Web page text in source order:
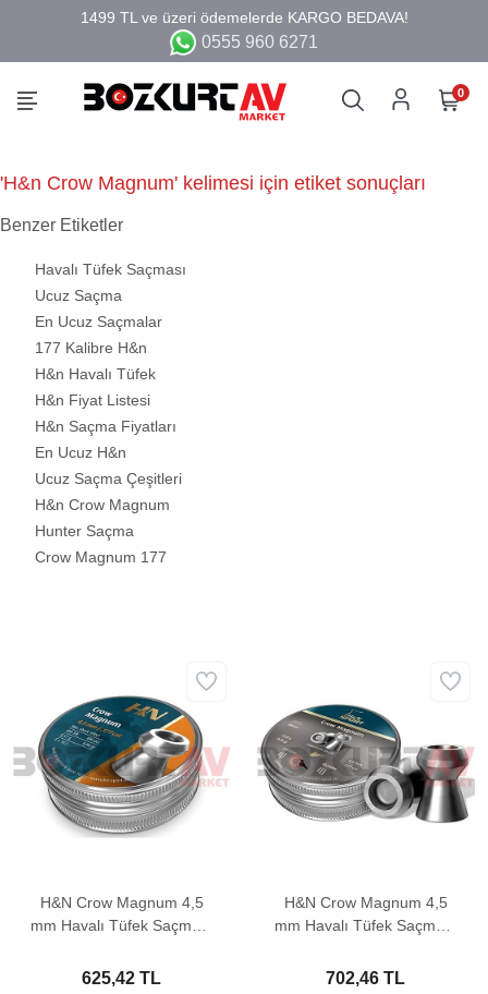
0555 960 6271
0
'H&n Crow Magnum' kelimesi için etiket sonuçları
Benzer Etiketler
Havalı Tüfek Saçması
Ucuz Saçma
En Ucuz Saçmalar
177 Kalibre H&n
H&n Havalı Tüfek
H&n Fiyat Listesi
H&n Saçma Fiyatları
En Ucuz H&n
Ucuz Saçma Çeşitleri
H&n Crow Magnum
Hunter Saçma
Crow Magnum 177
H&N Crow Magnum 4,5
mm Havalı Tüfek Saçması
625,42 TL
H&N Crow Magnum 4,5
mm Havalı Tüfek Saçması
702,46 TL